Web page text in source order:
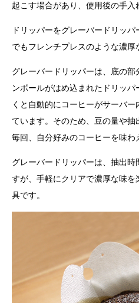
起こす場合があり、使用後の手入
ドリッパーをグレーバードリッ
でもフレンチプレスのような濃厚
グレーバードリッパーは、底の
ンボールがはめ込まれたドリッ
くと自動的にコーヒーがサーバ
ています。そのため、豆の量や
毎回、自分好みのコーヒーを味わ
グレーバードリッパーは、抽出
すが、手軽にクリアで濃厚な味
具です。